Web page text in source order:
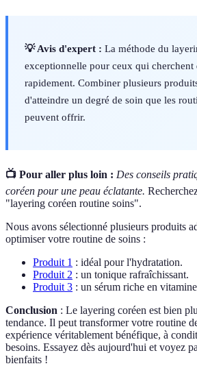
💡 Avis d'expert : La méthode du
exceptionnelle pour ceux qui cherchent
rapidement. Combiner plusieurs
d'atteindre un degré de soin que les
peuvent offrir.
📺 Pour aller plus loin : Des conseils
coréen pour une peau éclatante.
"layering coréen routine soins".
Nous avons sélectionné plusieurs produits
optimiser votre routine de soins :
Produit 1 : idéal pour l'hydratation.
Produit 2 : un tonique rafraîchissant.
Produit 3 : un sérum riche en
Conclusion : Le layering coréen est bien
tendance. Il peut transformer votre routine
expérience véritablement bénéfique, à
besoins. Essayez dès aujourd'hui et voyez
bienfaits !